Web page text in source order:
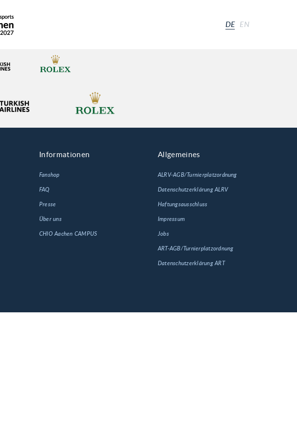
DE EN
Informationen
Fanshop
FAQ
Presse
Über uns
CHIO Aachen CAMPUS
Allgemeines
ALRV-AGB/Turnierplatzordnung
Datenschutzerklärung ALRV
Haftungsausschluss
Impressum
Jobs
ART-AGB/Turnierplatzordnung
Datenschutzerklärung ART